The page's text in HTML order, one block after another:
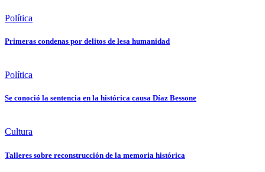
Política
Primeras condenas por delitos de lesa humanidad
Política
Se conoció la sentencia en la histórica causa Díaz Bessone
Cultura
Talleres sobre reconstrucción de la memoria histórica